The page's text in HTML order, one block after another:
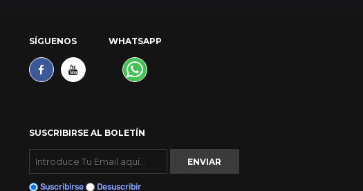
SÍGUENOS WHATSAPP
SUSCRIBIRSE AL BOLETÍN
Suscribirse Desuscribir